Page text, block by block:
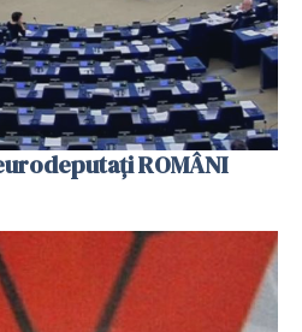
ROMÂNI